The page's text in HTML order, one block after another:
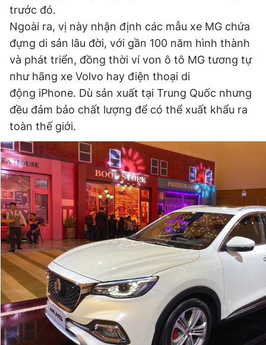
trước đó.
Ngoài ra, vị này nhận định các mẫu xe MG chứa
đựng di sản lâu đời, với gần 100 năm hình thành
và phát triển, đồng thời ví von ô tô MG tương tự
như hãng xe Volvo hay điện thoại di
động iPhone. Dù sản xuất tại Trung Quốc nhưng
đều đảm bảo chất lượng để có thể xuất khẩu ra
toàn thế giới.